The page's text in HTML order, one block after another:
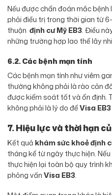
Nếu được chẩn đoán mắc
phải điều trị trong thời gian từ
thuận định cư Mỹ EB3. Điều
những trường hợp lao thể lây
6.2. Các bệnh mạn tính
Các bệnh mạn tính như viêm
thường không phải là rào cản
được kiểm soát tốt và ổn định.
không phải là lý do đểVisa EB3
7. Hiệu lực và thời hạn
Kết quả khám sức khoẻ định
tháng kể từ ngày thực hiện.
thực hiện lại toàn bộ quy trình
phỏng vấnVisa EB3.